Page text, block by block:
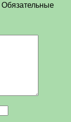
Обязательные